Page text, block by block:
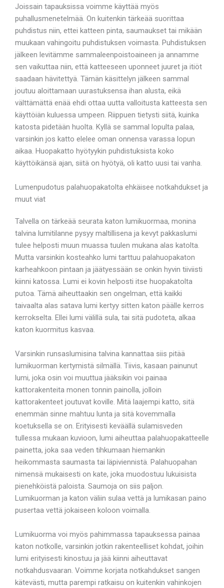
Joissain tapauksissa voimme käyttää myös
puhallusmenetelmää. On kuitenkin tärkeää suorittaa
puhdistus niin, ettei katteen pinta, saumaukset tai mikään
muukaan vahingoitu puhdistuksen voimasta. Puhdistuksen
jälkeen levitämme sammaleenpoistoaineen ja annamme
sen vaikuttaa niin, että katteeseen uponneet juuret ja itiöt
saadaan hävitettyä. Tämän käsittelyn jälkeen sammal
joutuu aloittamaan uurastuksensa ihan alusta, eikä
välttämättä enää ehdi ottaa uutta valloitusta katteesta sen
käyttöiän kuluessa umpeen. Riippuen tietysti siitä, kuinka
katosta pidetään huolta. Kyllä se sammal lopulta palaa,
varsinkin jos katto elelee oman onnensa varassa lopun
aikaa. Huopakatto hyötyykin puhdistuksista koko
käyttöikänsä ajan, siitä on hyötyä, oli katto uusi tai vanha.
Lumenpudotus palahuopakatolta ehkäisee notkahdukset ja
muut viat
Talvella on tärkeää seurata katon lumikuormaa, monina
talvina lumitilanne pysyy maltillisena ja kevyt pakkaslumi
tulee helposti muun muassa tuulen mukana alas katolta.
Mutta varsinkin kosteahko lumi tarttuu palahuopakaton
karheahkoon pintaan ja jäätyessään se onkin hyvin tiiviisti
kiinni katossa. Lumi ei kovin helposti itse huopakatolta
putoa. Tämä aiheuttaakin sen ongelman, että kaikki
taivaalta alas satava lumi kertyy sitten katon päälle kerros
kerrokselta. Ellei lumi välillä sula, tai sitä pudoteta, alkaa
katon kuormitus kasvaa.
Varsinkin runsaslumisina talvina kannattaa siis pitää
lumikuorman kertymistä silmällä. Tiivis, kasaan painunut
lumi, joka osin voi muuttua jääksikin voi painaa
kattorakenteita monen tonnin painolla, jolloin
kattorakenteet joutuvat koville. Mitä laajempi katto, sitä
enemmän sinne mahtuu lunta ja sitä kovemmalla
koetuksella se on. Erityisesti keväällä sulamisveden
tullessa mukaan kuvioon, lumi aiheuttaa palahuopakatteelle
painetta, joka saa veden tihkumaan hiemankin
heikommasta saumasta tai läpiviennistä. Palahuopahan
nimensä mukaisesti on kate, joka muodostuu lukuisista
pienehköistä paloista. Saumoja on siis paljon.
Lumikuorman ja katon väliin sulaa vettä ja lumikasan paino
pusertaa vettä jokaiseen koloon voimalla.
Lumikuorma voi myös pahimmassa tapauksessa painaa
katon notkolle, varsinkin jotkin rakenteelliset kohdat, joihin
lumi erityisesti kinostuu ja jää kiinni aiheuttavat
notkahdusvaaran. Voimme korjata notkahdukset sangen
kätevästi, mutta parempi ratkaisu on kuitenkin vahinkojen